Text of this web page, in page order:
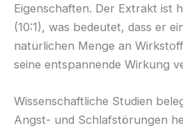
Eigenschaften. Der Extrakt ist
(10:1), was bedeutet, dass er
natürlichen Menge an
seine entspannende Wirkung
Wissenschaftliche Studien
Angst- und Schlafstörungen